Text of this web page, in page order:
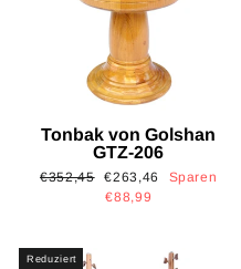
Tonbak von Golshan
GTZ-206
Normaler
€352,45 Sonderpreis
€263,46
Sparen
€88,99
Reduziert